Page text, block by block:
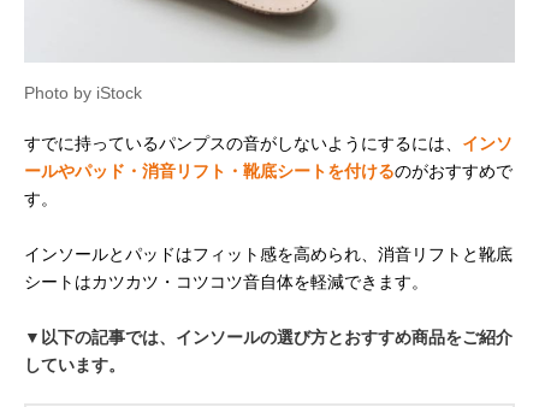
Photo by iStock
すでに持っているパンプスの音がしないようにするには、 インソ
ールやパッド・消音リフト・靴底シートを付けるのがおすすめで
す。
インソールとパッドはフィット感を高められ、消音リフトと靴底
シートはカツカツ・コツコツ音自体を軽減できます。
▼以下の記事では、インソールの選び方とおすすめ商品をご紹介
しています。